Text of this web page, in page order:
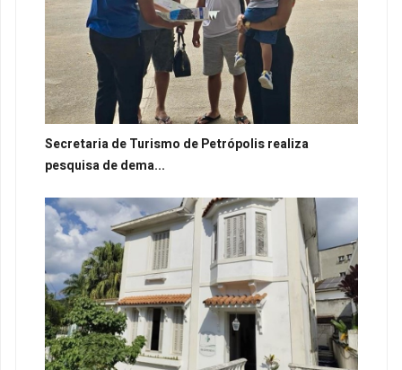
Secretaria de Turismo de Petrópolis realiza
pesquisa de dema...